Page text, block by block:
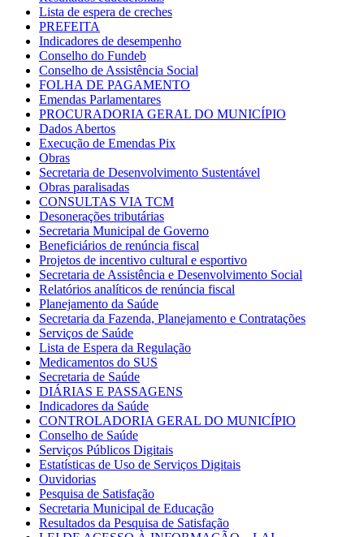
Lista de espera de creches
PREFEITA
Indicadores de desempenho
Conselho do Fundeb
Conselho de Assistência Social
FOLHA DE PAGAMENTO
Emendas Parlamentares
PROCURADORIA GERAL DO MUNICÍPIO
Dados Abertos
Execução de Emendas Pix
Obras
Secretaria de Desenvolvimento Sustentável
Obras paralisadas
CONSULTAS VIA TCM
Desonerações tributárias
Secretaria Municipal de Governo
Beneficiários de renúncia fiscal
Projetos de incentivo cultural e esportivo
Secretaria de Assistência e Desenvolvimento Social
Relatórios analíticos de renúncia fiscal
Planejamento da Saúde
Secretaria da Fazenda, Planejamento e Contratações
Serviços de Saúde
Lista de Espera da Regulação
Medicamentos do SUS
Secretaria de Saúde
DIÁRIAS E PASSAGENS
Indicadores da Saúde
CONTROLADORIA GERAL DO MUNICÍPIO
Conselho de Saúde
Serviços Públicos Digitais
Estatísticas de Uso de Serviços Digitais
Ouvidorias
Pesquisa de Satisfação
Secretaria Municipal de Educação
Resultados da Pesquisa de Satisfação